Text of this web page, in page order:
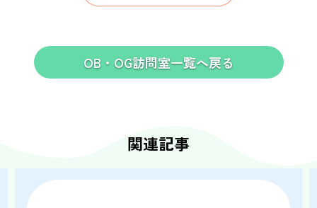
OB・OG訪問室一覧へ戻る
関連記事